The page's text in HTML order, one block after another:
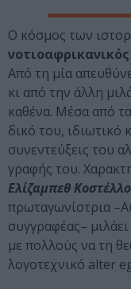
Ο κόσμος των
Από τη μία
κι από την άλλη
καθένα. Μέσα από
δικό του, ιδιωτικό
συνεντεύξεις του
γραφής του.
Ελίζαμπεθ Κοστέλλο
πρωταγωνίστρια
συγγραφέας–
με πολλούς να τη
λογοτεχνικό alter